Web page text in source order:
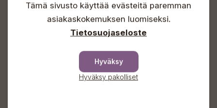
Lauantaisin 09-16
Sunnuntaisin Itsepalvelu
Info & vaihde
Tämä sivusto käyttää evästeitä paremman
asiakaskokemuksen luomiseksi.
Tietosuojaseloste
Hyväksy
Hyväksy pakolliset